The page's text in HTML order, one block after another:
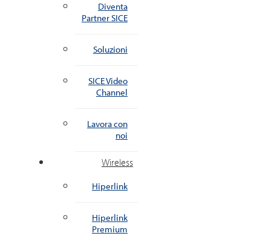
Diventa
Partner SICE
Soluzioni
SICE Video
Channel
Lavora con
noi
Wireless
Hiperlink
Hiperlink
Premium